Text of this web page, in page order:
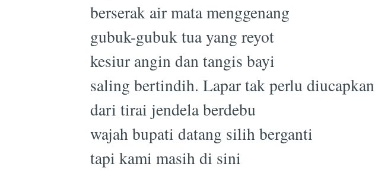
berserak air mata menggenang
gubuk-gubuk tua yang reyot
kesiur angin dan tangis bayi
saling bertindih. Lapar tak perlu diucapkan
dari tirai jendela berdebu
wajah bupati datang silih berganti
tapi kami masih di sini